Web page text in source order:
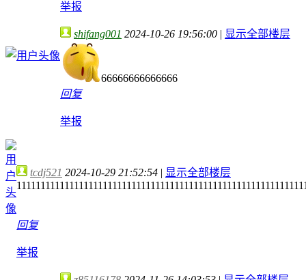
举报
shifang001 2024-10-26 19:56:00 | 显示全部楼层
66666666666666
回复
举报
tcdj521 2024-10-29 21:52:54 | 显示全部楼层
回复
举报